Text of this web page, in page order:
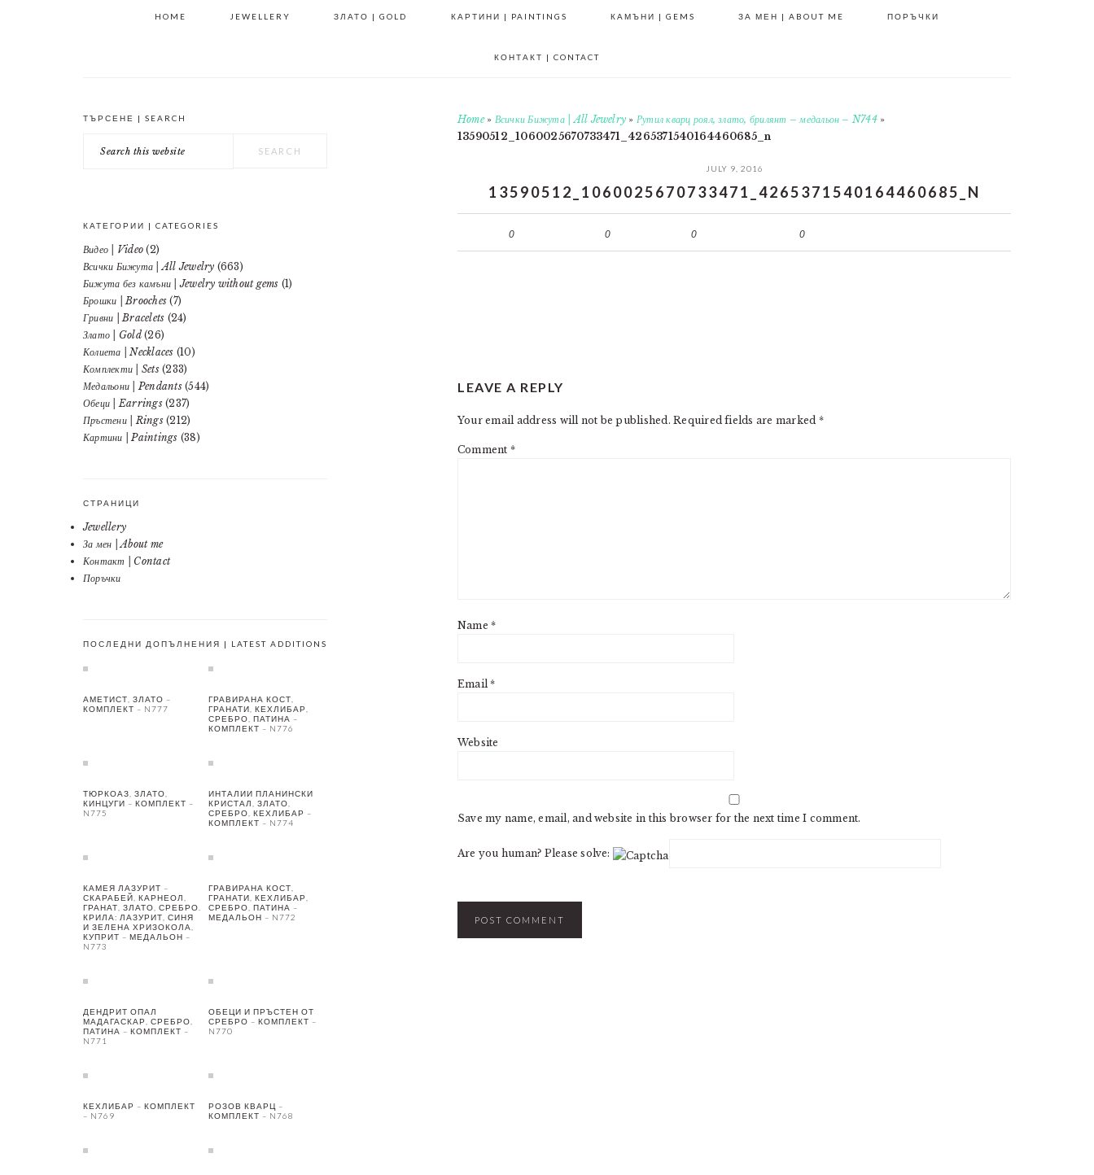
HOME JEWELLERY ЗЛАТО | GOLD КАРТИНИ | PAINTINGS КАМЪНИ | GEMS ЗА МЕН | ABOUT ME ПОРЪЧКИ
КОНТАКТ | CONTACT
Home» Всички Бижута | All Jewelry » Рутил кварц роял, злато, брилянт – медальон – N744»
13590512_1060025670733471_4265371540164460685_n
JULY 9, 2016
13590512_1060025670733471_4265371540164460685_N
0 0 0 0
INTERACTIONS
LEAVE A REPLY
Your email address will not be published. Required fields are marked *
Comment *
Name*
Email*
Website
Save my name, email, and website in this browser for the next time I comment.
Are you human? Please solve:
PRIMARY
SIDEBAR
ТЪРСЕНЕ | SEARCH
this
КАТЕГОРИИ | CATEGORIES
Видео | Video (2)
Всички Бижута | All Jewelry (663)
Бижута без камъни | Jewelry without gems (1)
Брошки | Brooches (7)
Гривни | Bracelets (24)
Злато | Gold(26)
Колиета | Necklaces (10)
Комплекти | Sets(233)
Медальони | Pendants(544)
Обеци | Earrings(237)
Пръстени | Rings(212)
Картини | Paintings (38)
СТРАНИЦИ
Jewellery
За мен | About me
Контакт | Contact
Поръчки
ПОСЛЕДНИ ДОПЪЛНЕНИЯ | LATEST ADDITIONS
АМЕТИСТ, ЗЛАТО –
КОМПЛЕКТ – N777
ГРАВИРАНА КОСТ,
ГРАНАТИ, КЕХЛИБАР,
СРЕБРО, ПАТИНА –
КОМПЛЕКТ – N776
ТЮРКОАЗ, ЗЛАТО,
КИНЦУГИ – КОМПЛЕКТ –
N775
ИНТАЛИИ ПЛАНИНСКИ
КРИСТАЛ, ЗЛАТО,
СРЕБРО, КЕХЛИБАР –
КОМПЛЕКТ – N774
КАМЕЯ ЛАЗУРИТ –
СКАРАБЕЙ, КАРНЕОЛ,
ГРАНАТ, ЗЛАТО, СРЕБРО.
КРИЛА: ЛАЗУРИТ, СИНЯ
И ЗЕЛЕНА ХРИЗОКОЛА,
КУПРИТ – МЕДАЛЬОН –
N773
ГРАВИРАНА КОСТ,
ГРАНАТИ, КЕХЛИБАР,
СРЕБРО, ПАТИНА –
МЕДАЛЬОН – N772
ДЕНДРИТ ОПАЛ
МАДАГАСКАР, СРЕБРО,
ПАТИНА – КОМПЛЕКТ –
N771
ОБЕЦИ И ПРЪСТЕН ОТ
СРЕБРО – КОМПЛЕКТ –
N770
КЕХЛИБАР – КОМПЛЕКТ
– N769
РОЗОВ КВАРЦ –
КОМПЛЕКТ – N768